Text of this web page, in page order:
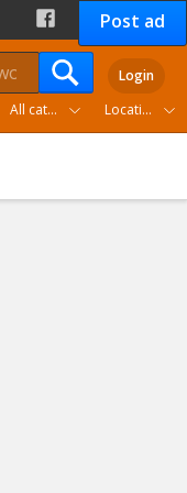
Post ad
Login
All categories Location